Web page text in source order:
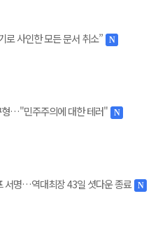
로 사인한 모든 문서 취소” N
형…"민주주의에 대한 테러" N
서명…역대최장 43일 셧다운 종료 N